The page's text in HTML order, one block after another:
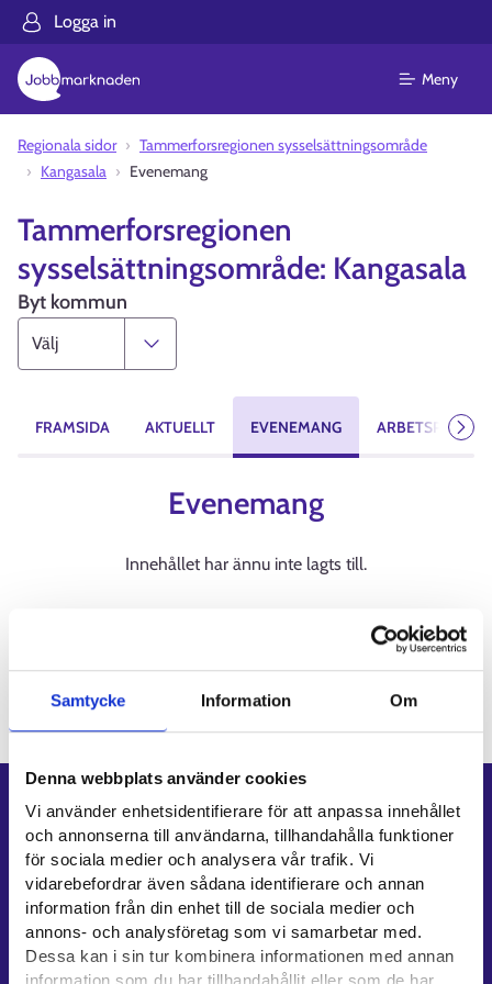
Samtycke Information Om
Denna webbplats använder cookies
Vi använder enhetsidentifierare för att anpassa innehållet
och annonserna till användarna, tillhandahålla funktioner
för sociala medier och analysera vår trafik. Vi
vidarebefordrar även sådana identifierare och annan
information från din enhet till de sociala medier och
annons- och analysföretag som vi samarbetar med.
Dessa kan i sin tur kombinera informationen med annan
Logga in
Meny
Regionala sidor
Tammerforsregionen sysselsättningsområde
Kangasala
Evenemang
Tammerforsregionen
sysselsättningsområde: Kangasala
Byt kommun
FRAMSIDA AKTUELLT EVENEMANG
Evenemang
Innehållet har ännu inte lagts till.
Evenemang på andra webbsidor
Innehållet har ännu inte lagts till.
Genvägar
E-tjänster
Min karriärstig
Jobbsökningsprofil
Lediga arbetsplatser
Information och aktuellt på andra språk